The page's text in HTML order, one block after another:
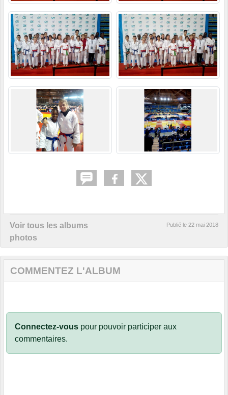
Voir tous les albums
photos
Publié le 22 mai 2018
COMMENTEZ L'ALBUM
Connectez-vous pour pouvoir participer aux
commentaires.